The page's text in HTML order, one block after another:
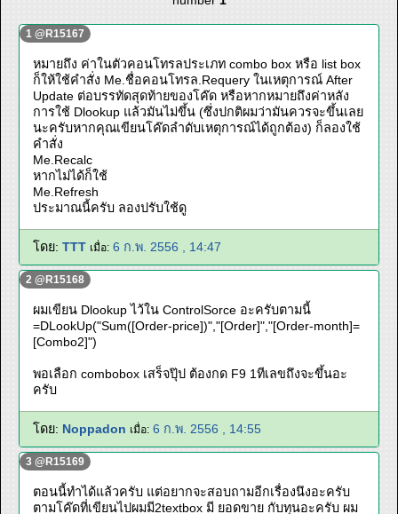
1 @R15167
หมายถึง ค่าในตัวคอนโทรลประเภท combo box หรือ list box
ก็ให้ใช้คำสั่ง Me.ชื่อคอนโทรล.Requery ในเหตุการณ์ After
Update ต่อบรรทัดสุดท้ายของโค๊ด หรือหากหมายถึงค่าหลัง
การใช้ Dlookup แล้วมันไม่ขึ้น (ซึ่งปกติผมว่ามันควรจะขึ้นเลย
นะครับหากคุณเขียนโค๊ดลำดับเหตุการณ์ได้ถูกต้อง) ก็ลองใช้
คำสั่ง
Me.Recalc
หากไม่ได้ก็ใช้
Me.Refresh
ประมาณนี้ครับ ลองปรับใช้ดู
โดย: TTT เมื่อ: 6 ก.พ. 2556 , 14:47
2 @R15168
ผมเขียน Dlookup ไว้ใน ControlSorce อะครับตามนี้
=DLookUp("Sum([Order-price])","[Order]","[Order-month]=
[Combo2]")
พอเลือก combobox เสร็จปุ๊ป ต้องกด F9 1ทีเลขถึงจะขึ้นอะ
ครับ
โดย: Noppadon เมื่อ: 6 ก.พ. 2556 , 14:55
3 @R15169
ตอนนี้ทำได้แล้วครับ แต่อยากจะสอบถามอีกเรื่องนึงอะครับ
ตามโค๊ดที่เขียนไปผมมี2textbox มี ยอดขาย กับทุนอะครับ ผม